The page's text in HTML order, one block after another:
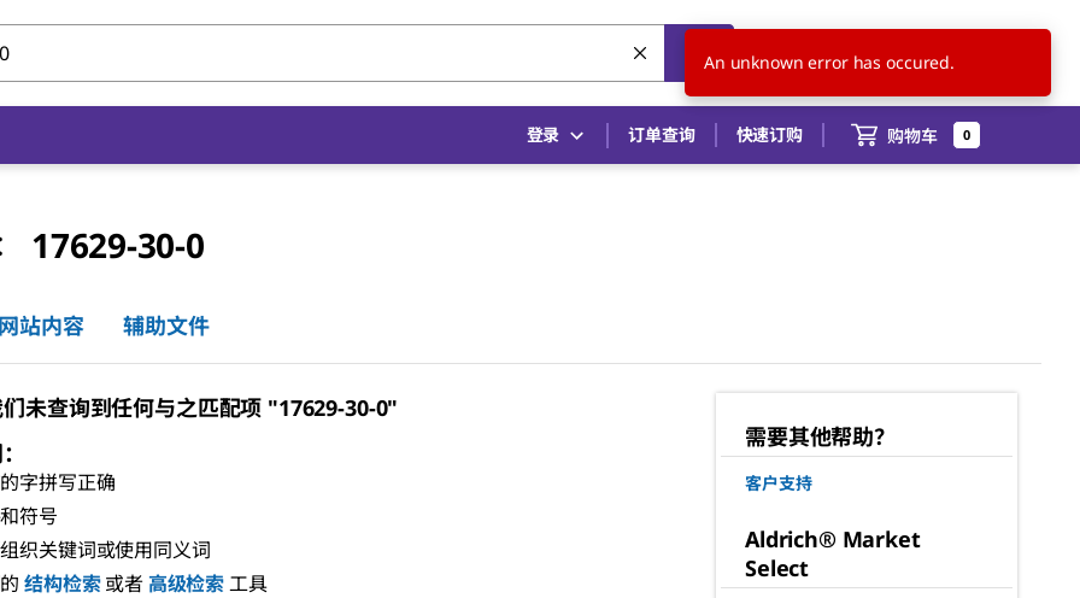
CN ZH
登录 订单查询 快速订购 购物车 0
17629-30-0
网站内容 辅助文件
未查询到任何与之匹配项 "17629-30-0"
字拼写正确
符号
织关键词或使用同义词
结构检索 或者高级检索工具
需要其他帮助？
客户支持
Aldrich® Market
Select
An unknown error has occured.